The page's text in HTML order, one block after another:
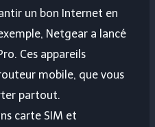
un bon Internet en
Netgear a lancé
Ces appareils
mobile, que vous
partout.
carte SIM et